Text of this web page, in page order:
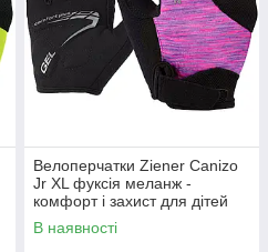
Велоперчатки Ziener Canizo
Jr XL фуксія меланж -
комфорт і захист для дітей
В наявності